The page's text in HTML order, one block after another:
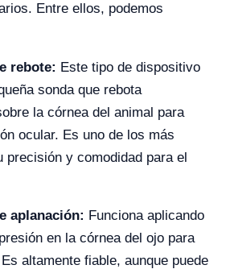
Entre ellos, podemos
rebote: Este tipo de dispositivo
sonda que rebota
la córnea del animal para
ocular. Es uno de los más
precisión y comodidad para el
aplanación: Funciona aplicando
en la córnea del ojo para
altamente fiable, aunque puede